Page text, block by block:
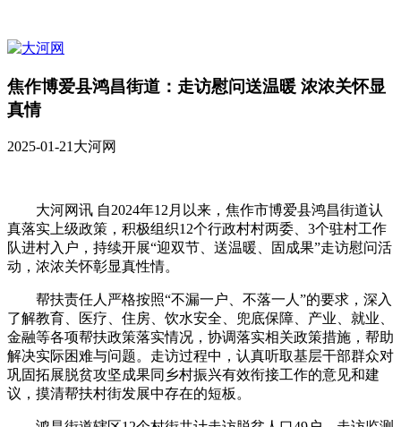
焦作博爱县鸿昌街道：走访慰问送温暖 浓浓关怀显
真情
2025-01-21大河网
大河网讯 自2024年12月以来，焦作市博爱县鸿昌街道认
真落实上级政策，积极组织12个行政村村两委、3个驻村工作
队进村入户，持续开展“迎双节、送温暖、固成果”走访慰问活
动，浓浓关怀彰显真性情。
帮扶责任人严格按照“不漏一户、不落一人”的要求，深入
了解教育、医疗、住房、饮水安全、兜底保障、产业、就业、
金融等各项帮扶政策落实情况，协调落实相关政策措施，帮助
解决实际困难与问题。走访过程中，认真听取基层干部群众对
巩固拓展脱贫攻坚成果同乡村振兴有效衔接工作的意见和建
议，摸清帮扶村街发展中存在的短板。